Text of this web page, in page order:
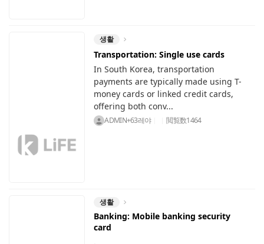
생활
Transportation: Single use cards
In South Korea, transportation
payments are typically made using T-
money cards or linked credit cards,
offering both conv...
ADMIN+63레야 閲覧数1464
생활
Banking: Mobile banking security
card